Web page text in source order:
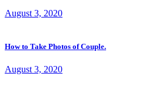
August 3, 2020
How to Take Photos of Couple.
August 3, 2020